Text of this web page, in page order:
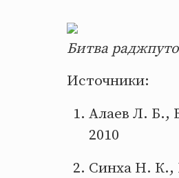
Битва
Источники:
Алаев Л. Б.,
2010
Синха Н. К.,